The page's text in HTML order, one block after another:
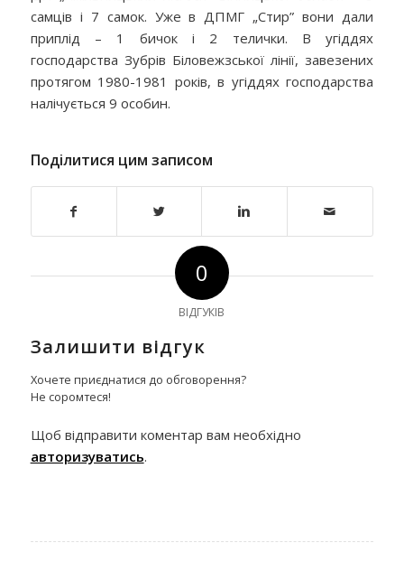
самців і 7 самок. Уже в ДПМГ „Стир” вони дали
приплід – 1 бичок і 2 телички. В угіддях
господарства Зубрів Біловежзської лінії, завезених
протягом 1980-1981 років, в угіддях господарства
налічується 9 особин.
Поділитися цим записом
0
ВІДГУКІВ
Залишити відгук
Хочете приєднатися до обговорення?
Не соромтеся!
Щоб відправити коментар вам необхідно
авторизуватись.